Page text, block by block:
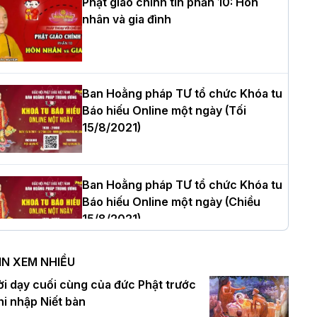
thượng Thích Quảng Tùng tái đắc
Trưởng BTS GHPGVN thành phố Hải
nhiệm kỳ 2026 – 2031
tọa Thích Tâm Chính được suy
tân Trưởng ban Trị sự GHPGVN tỉnh
Nội: Tăng Ni Trường hạ Bồ Đề trang
tác pháp Tiền an cư PL.2570 –
nhân và gia đình
Ban Hoằng pháp TƯ tổ chức Khóa tu
Báo hiếu Online một ngày (Tối
15/8/2021)
Ban Hoằng pháp TƯ tổ chức Khóa tu
Báo hiếu Online một ngày (Chiều
15/8/2021)
Ban Hoằng pháp TƯ tổ chức Khóa tu
Báo hiếu Online một ngày (Sáng
15/8/2021)
XEM NHIỀU
dạy cuối cùng của đức Phật trước
nhập Niết bàn